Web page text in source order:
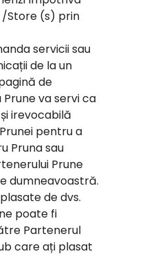
/Store (s) prin
servicii sau
de la un
de
va servi ca
irevocabilă
pentru a
Pruna sau
Prune
dumneavoastră.
de dvs.
poate fi
Partenerul
care ați plasat